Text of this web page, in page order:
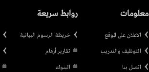
معلومات
الاعلان على الموقع
التوظيف والتدريب
اتصل بنا
روابط سريعة
خريطة الرسوم البيانية
تقارير أرقام
البنوك